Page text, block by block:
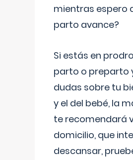
mientras espero
parto avance?
Si estás en
parto o preparto
dudas sobre tu
y el del bebé, la
te recomendará
domicilio, que
descansar,